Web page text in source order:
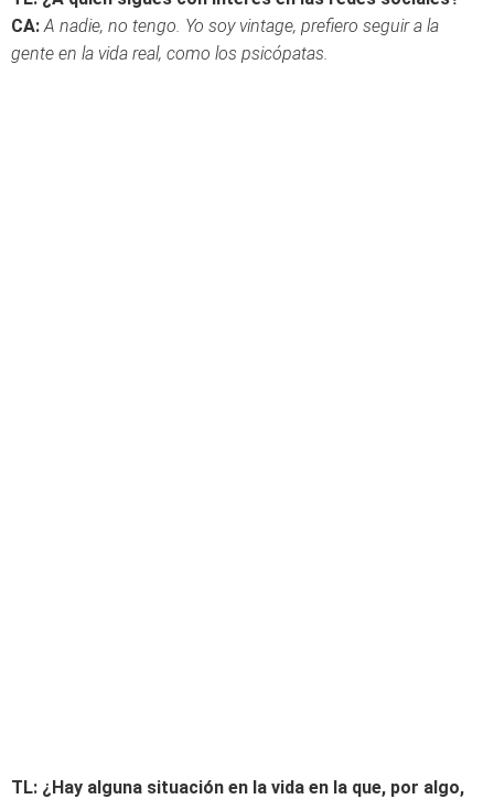
CA: A nadie, no tengo. Yo soy vintage, prefiero seguir a la
gente en la vida real, como los psicópatas.
TL: ¿Hay alguna situación en la vida en la que, por algo,